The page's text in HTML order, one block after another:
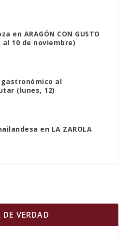
en ARAGÓN CON GUSTO
10 de noviembre)
gastronómico al
(lunes, 12)
en LA ZAROLA
VERDAD